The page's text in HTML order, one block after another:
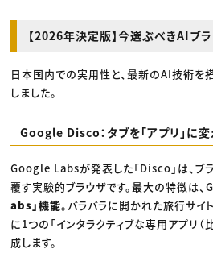
【2026年決定版】今選ぶべきAIブ
日本国内での実用性と、最新のAI技術を
しました。
Google Disco：タブを「アプリ」に
Google Labsが発表した「Disco」は、ブ
覆す実験的ブラウザです。最大の特徴は
abs」機能。バラバラに開かれた旅行サ
に1つの「インタラクティブな専用アプリ
成します。